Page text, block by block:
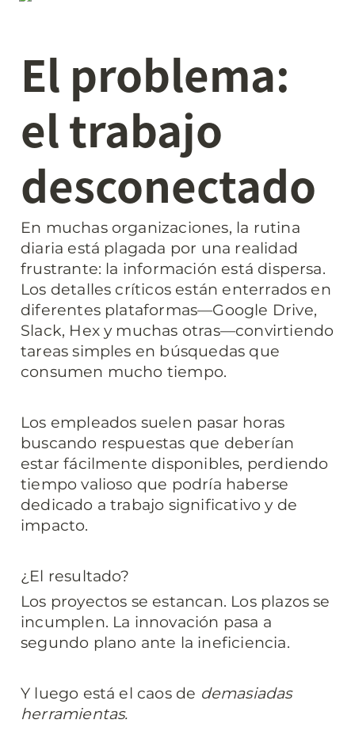
El problema:
el trabajo
desconectado
En muchas organizaciones, la rutina
diaria está plagada por una realidad
frustrante: la información está dispersa.
Los detalles críticos están enterrados en
diferentes plataformas—Google Drive,
Slack, Hex y muchas otras—convirtiendo
tareas simples en búsquedas que
consumen mucho tiempo.
Los empleados suelen pasar horas
buscando respuestas que deberían
estar fácilmente disponibles, perdiendo
tiempo valioso que podría haberse
dedicado a trabajo significativo y de
impacto.
¿El resultado?
Los proyectos se estancan. Los plazos se
incumplen. La innovación pasa a
segundo plano ante la ineficiencia.
Y luego está el caos de demasiadas
herramientas.